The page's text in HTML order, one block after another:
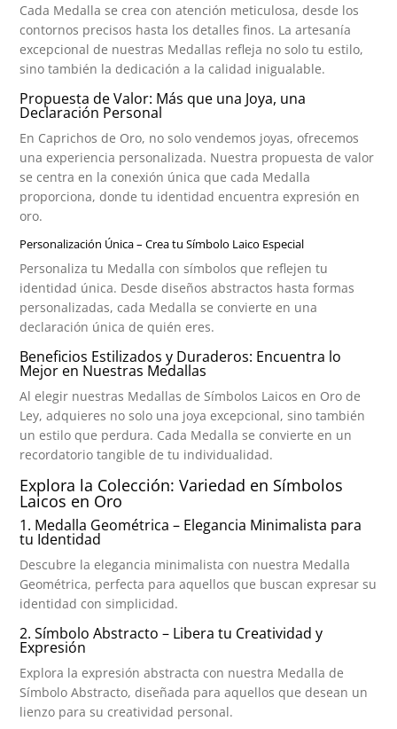
Cada Medalla se crea con atención meticulosa, desde los
contornos precisos hasta los detalles finos. La artesanía
excepcional de nuestras Medallas refleja no solo tu estilo,
sino también la dedicación a la calidad inigualable.
Propuesta de Valor: Más que una Joya, una
Declaración Personal
En Caprichos de Oro, no solo vendemos joyas, ofrecemos
una experiencia personalizada. Nuestra propuesta de valor
se centra en la conexión única que cada Medalla
proporciona, donde tu identidad encuentra expresión en
oro.
Personalización Única – Crea tu Símbolo Laico Especial
Personaliza tu Medalla con símbolos que reflejen tu
identidad única. Desde diseños abstractos hasta formas
personalizadas, cada Medalla se convierte en una
declaración única de quién eres.
Beneficios Estilizados y Duraderos: Encuentra lo
Mejor en Nuestras Medallas
Al elegir nuestras Medallas de Símbolos Laicos en Oro de
Ley, adquieres no solo una joya excepcional, sino también
un estilo que perdura. Cada Medalla se convierte en un
recordatorio tangible de tu individualidad.
Explora la Colección: Variedad en Símbolos
Laicos en Oro
1. Medalla Geométrica – Elegancia Minimalista para
tu Identidad
Descubre la elegancia minimalista con nuestra Medalla
Geométrica, perfecta para aquellos que buscan expresar su
identidad con simplicidad.
2. Símbolo Abstracto – Libera tu Creatividad y
Expresión
Explora la expresión abstracta con nuestra Medalla de
Símbolo Abstracto, diseñada para aquellos que desean un
lienzo para su creatividad personal.